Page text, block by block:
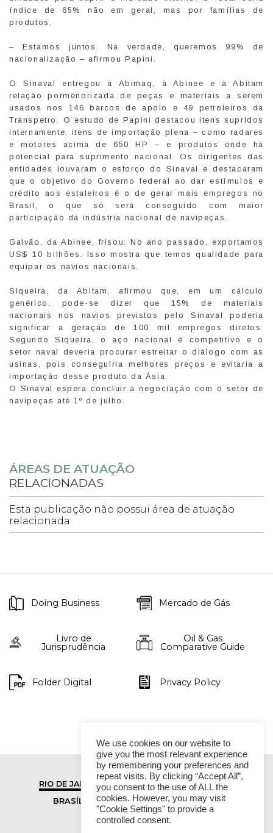
índice de 65% não em geral, mas por famílias de
produtos.
– Estamos juntos. Na verdade, queremos 99% de
nacionalização – afirmou Papini.
O Sinaval entregou à Abimaq, à Abinee e à Abitam
relação pormenorizada de peças e materiais a serem
usados nos 146 barcos de apoio e 49 petroleiros da
Transpetro. O estudo de Papini destacou itens supridos
internamente, itens de importação plena – como radares
e motores acima de 650 HP – e produtos onde há
potencial para suprimento nacional. Os dirigentes das
entidades louvaram o esforço do Sinaval e destacaram
que o objetivo do Governo federal ao dar estímulos e
crédito aos estaleiros é o de gerar mais empregos no
Brasil, o que só será conseguido com maior
participação da indústria nacional de navipeças.
Galvão, da Abinee, frisou: No ano passado, exportamos
US$ 10 bilhões. Isso mostra que temos qualidade para
equipar os navios nacionais.
Siqueira, da Abitam, afirmou que, em um cálculo
genérico, pode-se dizer que 15% de materiais
nacionais nos navios previstos pelo Sinaval poderia
significar a geração de 100 mil empregos diretos.
Segundo Siqueira, o aço nacional é competitivo e o
setor naval deveria procurar estreitar o diálogo com as
usinas, pois conseguiria melhores preços e evitaria a
importação desse produto da Ásia.
O Sinaval espera concluir a negociação com o setor de
navipeças até 1º de julho.
ÁREAS DE ATUAÇÃO
RELACIONADAS
Esta publicação não possui área de atuação
relacionada
Doing Business Mercado de Gás
Livro de
Jurisprudência
Oil & Gas
Comparative Guide
Folder Digital Privacy Policy
RIO DE JANEIRO
SÃO PAULO
BRASÍLIA
VITÓRIA
We use cookies on our website to
give you the most relevant experience
by remembering your preferences and
repeat visits. By clicking “Accept All”,
you consent to the use of ALL the
cookies. However, you may visit
"Cookie Settings" to provide a
controlled consent.